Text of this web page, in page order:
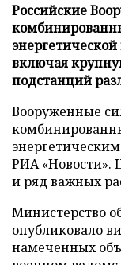
Российские
включая
подстанций
Вооруженные
РИА «Новости».
и ряд важных
Министерство
опубликовало
намеченных